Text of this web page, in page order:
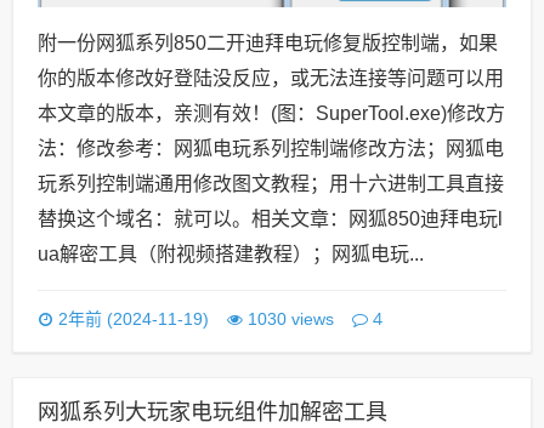
附一份网狐系列850二开迪拜电玩修复版控制端，如果
你的版本修改好登陆没反应，或无法连接等问题可以用
本文章的版本，亲测有效！(图：SuperTool.exe)修改方
法：修改参考：网狐电玩系列控制端修改方法；网狐电
玩系列控制端通用修改图文教程；用十六进制工具直接
替换这个域名：就可以。相关文章：网狐850迪拜电玩l
ua解密工具（附视频搭建教程）；网狐电玩...
2年前 (2024-11-19) 1030 views 4
网狐系列大玩家电玩组件加解密工具